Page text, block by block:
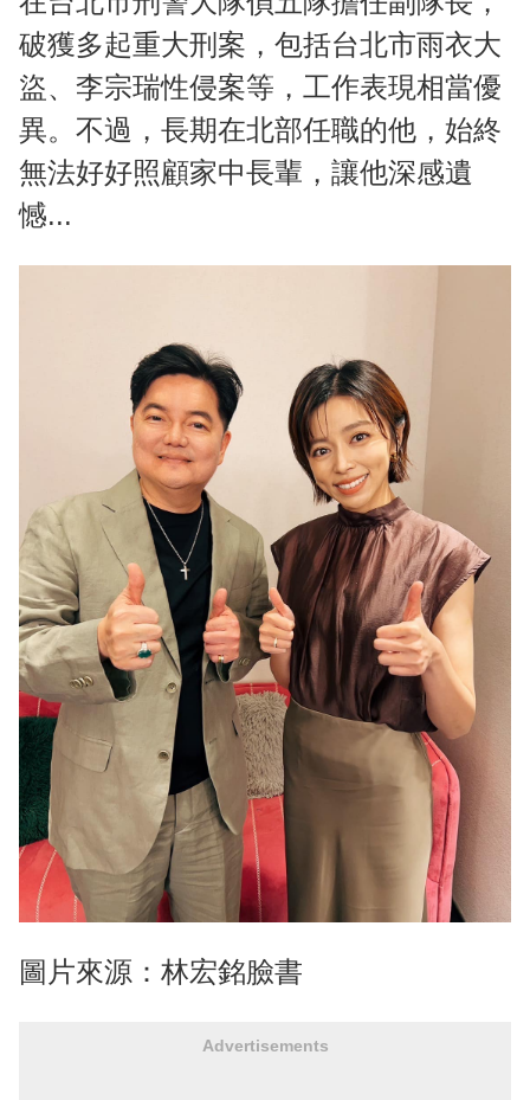
破獲多起重大刑案，包括台北市雨衣大
盜、李宗瑞性侵案等，工作表現相當優
異。不過，長期在北部任職的他，始終
無法好好照顧家中長輩，讓他深感遺
憾...
圖片來源：林宏銘臉書
Advertisements